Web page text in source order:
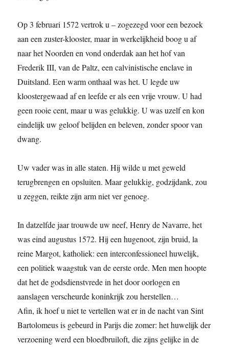
Op 3 februari 1572 vertrok u – zogezegd voor een bezoek
aan een zuster-klooster, maar in werkelijkheid boog u af
naar het Noorden en vond onderdak aan het hof van
Frederik III, van de Paltz, een calvinistische enclave in
Duitsland. Een warm onthaal was het. U legde uw
kloostergewaad af en leefde er als een vrije vrouw. U had
geen rooie cent, maar u was gelukkig. U was uzelf en kon
eindelijk uw geloof belijden en beleven, zonder spoor van
dwang.
Uw vader was in alle staten. Hij wilde u met geweld
terugbrengen en opsluiten. Maar gelukkig, godzijdank, zou
u zeggen, reikte zijn arm niet ver genoeg.
In datzelfde jaar trouwde uw neef, Henry de Navarre, het
was eind augustus 1572. Hij een hugenoot, zijn bruid, la
reine Margot, katholiek: een interconfessioneel huwelijk,
een politiek waagstuk van de eerste orde. Men men hoopte
dat het de godsdienstvrede in het door oorlogen en
aanslagen verscheurde koninkrijk zou herstellen…
Afin, ik hoef u niet te vertellen wat er in de nacht van Sint
Bartolomeus is gebeurd in Parijs die zomer: het huwelijk der
verzoening werd een bloedbruiloft, die zijns gelijke in de